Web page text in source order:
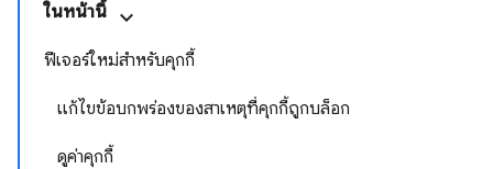
ในหน้านี้
ฟีเจอร์ใหม่สำหรับคุกกี้
แก้ไขข้อบกพร่องของสาเหตุที่คุกกี้ถูกบล็อก
ดูค่าคุกกี้